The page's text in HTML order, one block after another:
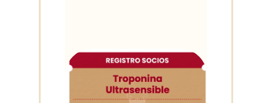
ACCESO VIRTUAL Y
PRESENCIAL